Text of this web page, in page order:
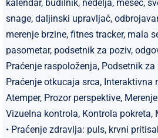
kalendar, budilnik, nedelja, mesec,
snage, daljinski upravljač,
merenje brzine, fitnes tracker, mala
pasometar, podsetnik za poziv,
Praćenje raspoloženja, Podsetnik
Praćenje otkucaja srca, Interaktivna
Atemper, Prozor perspektive,
Vizuelna kontrola, Kontrola pokreta,
​• Praćenje zdravlja: ​​puls, krvni